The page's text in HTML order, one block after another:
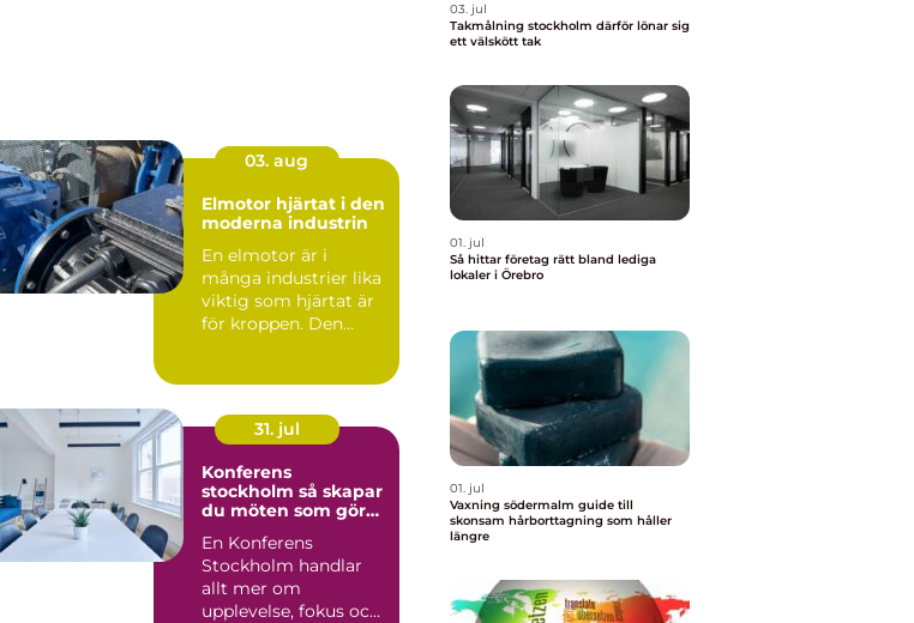
03. aug
Elmotor hjärtat i den
moderna industrin
En elmotor är i
många industrier lika
viktig som hjärtat är
för kroppen. Den
31. jul
Konferens
stockholm så skapar
du möten som gör
En Konferens
Stockholm handlar
allt mer om
upplevelse, fokus och
03. jul
Takmålning stockholm därför lönar sig
ett välskött tak
01. jul
Så hittar företag rätt bland lediga
lokaler i Örebro
01. jul
Vaxning södermalm guide till
skonsam hårborttagning som håller
längre